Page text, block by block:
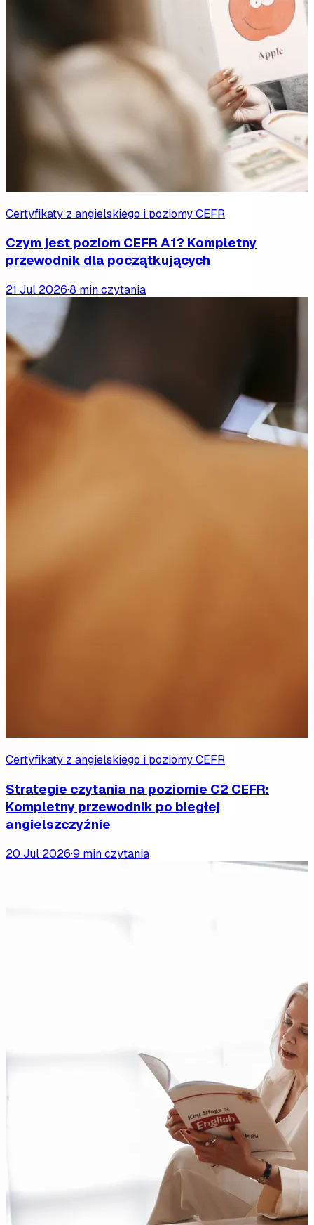
Certyfikaty z angielskiego i poziomy CEFR
Czym jest poziom CEFR A1? Kompletny
przewodnik dla początkujących
21 Jul 2026·8 min czytania
Certyfikaty z angielskiego i poziomy CEFR
Strategie czytania na poziomie C2 CEFR:
Kompletny przewodnik po biegłej
angielszczyźnie
20 Jul 2026·9 min czytania